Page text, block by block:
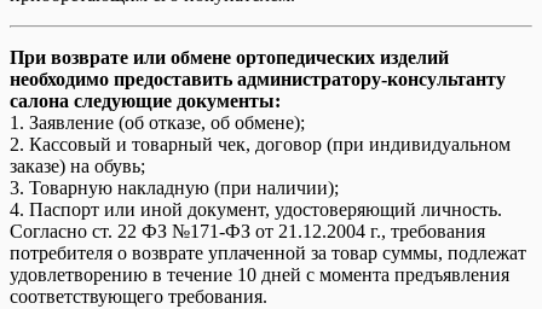
При возврате или обмене ортопедических изделий
необходимо предоставить администратору-консультанту
салона следующие документы:
1. Заявление (об отказе, об обмене);
2. Кассовый и товарный чек, договор (при индивидуальном
заказе) на обувь;
3. Товарную накладную (при наличии);
4. Паспорт или иной документ, удостоверяющий личность.
Согласно ст. 22 ФЗ №171-ФЗ от 21.12.2004 г., требования
потребителя о возврате уплаченной за товар суммы, подлежат
удовлетворению в течение 10 дней с момента предъявления
соответствующего требования.